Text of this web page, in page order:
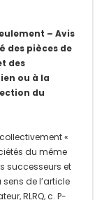
– Avis
des pièces de
des
ou à la
du
«
du même
successeurs et
de l’article
RLRQ, c. P-